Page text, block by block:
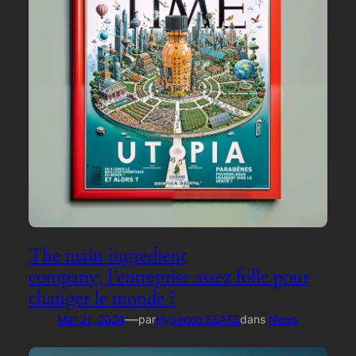
The main ingredient
company, l’entreprise assez folle pour
changer le monde ?
Mar 21, 2024—parHyperion KEATSdans News